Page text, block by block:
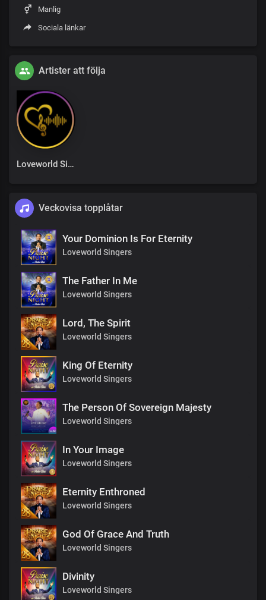
Manlig
Sociala länkar
Artister att följa
Loveworld Singers
Veckovisa topplåtar
Your Dominion Is For Eternity
Loveworld Singers
The Father In Me
Loveworld Singers
Lord, The Spirit
Loveworld Singers
King Of Eternity
Loveworld Singers
The Person Of Sovereign Majesty
Loveworld Singers
In Your Image
Loveworld Singers
Eternity Enthroned
Loveworld Singers
God Of Grace And Truth
Loveworld Singers
Divinity
Loveworld Singers